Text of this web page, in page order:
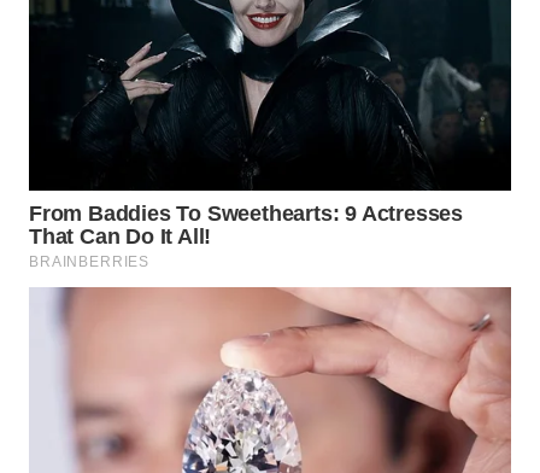
TENGAH
WN DELI
SERDANG
WN
TEBING
TINGGI
WN
WN
KARAWANG